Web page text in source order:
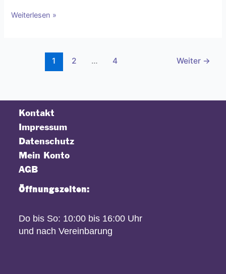
Weiterlesen »
1 2 … 4 Weiter →
Kontakt
Impressum
Datenschutz
Mein Konto
AGB
Öffnungszeiten:
Do bis So: 10:00 bis 16:00 Uhr
und nach Vereinbarung